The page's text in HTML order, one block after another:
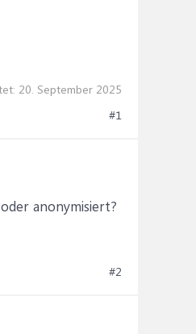
20. September 2025
#1
anonymisiert?
#2